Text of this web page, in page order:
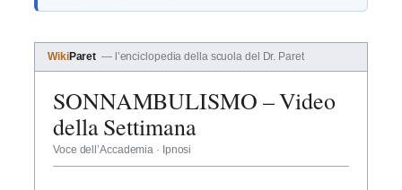
WikiParet — l’enciclopedia della scuola del Dr. Paret
SONNAMBULISMO – Video
della Settimana
Voce dell’Accademia · Ipnosi